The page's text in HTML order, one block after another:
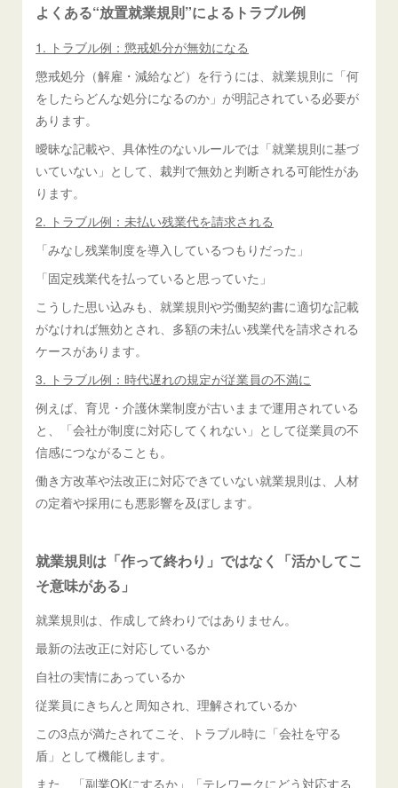
よくある“放置就業規則”によるトラブル例
1. トラブル例：懲戒処分が無効になる
懲戒処分（解雇・減給など）を行うには、就業規則に「何
をしたらどんな処分になるのか」が明記されている必要が
あります。
曖昧な記載や、具体性のないルールでは「就業規則に基づ
いていない」として、裁判で無効と判断される可能性があ
ります。
2. トラブル例：未払い残業代を請求される
「みなし残業制度を導入しているつもりだった」
「固定残業代を払っていると思っていた」
こうした思い込みも、就業規則や労働契約書に適切な記載
がなければ無効とされ、多額の未払い残業代を請求される
ケースがあります。
3. トラブル例：時代遅れの規定が従業員の不満に
例えば、育児・介護休業制度が古いままで運用されている
と、「会社が制度に対応してくれない」として従業員の不
信感につながることも。
働き方改革や法改正に対応できていない就業規則は、人材
の定着や採用にも悪影響を及ぼします。
就業規則は「作って終わり」ではなく「活かしてこ
そ意味がある」
就業規則は、作成して終わりではありません。
最新の法改正に対応しているか
自社の実情にあっているか
従業員にきちんと周知され、理解されているか
この3点が満たされてこそ、トラブル時に「会社を守る
盾」として機能します。
また、「副業OKにするか」「テレワークにどう対応する